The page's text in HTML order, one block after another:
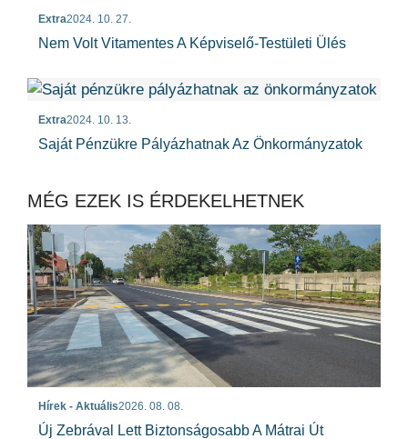
Extra2024. 10. 27.
Nem Volt Vitamentes A Képviselő-Testületi Ülés
Extra2024. 10. 13.
Saját Pénzükre Pályázhatnak Az Önkormányzatok
MÉG EZEK IS ÉRDEKELHETNEK
Hírek - Aktuális2026. 08. 08.
Új Zebrával Lett Biztonságosabb A Mátrai Út